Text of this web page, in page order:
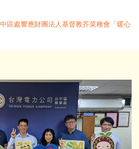
區處響應財團法人基督教芥菜種會「暖心